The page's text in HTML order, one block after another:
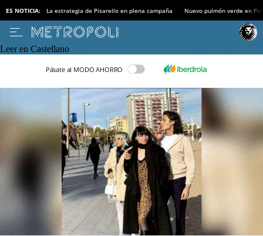
ES NOTICIA: La estrategia de Pisarello en plena campaña Nuevo pulmón verde en
Leer en Castellano
Pásate al MODO AHORRO